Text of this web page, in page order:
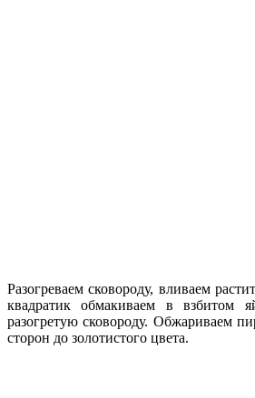
Разогреваем сковороду, вливаем
квадратик обмакиваем в взбитом
разогретую сковороду. Обжариваем
сторон до золотистого цвета.